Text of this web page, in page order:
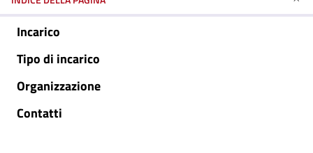
Incarico
Tipo di incarico
Organizzazione
Contatti